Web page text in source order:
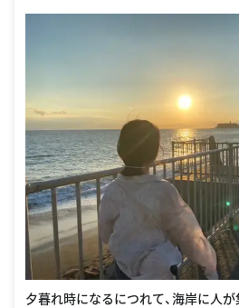
夕暮れ時になるにつれて、海岸に人